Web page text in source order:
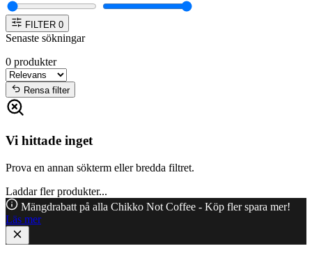
FILTER 0
Senaste sökningar
0 produkter
Rensa filter
Vi hittade inget
Prova en annan sökterm eller bredda filtret.
Laddar fler produkter...
Mängdrabatt på alla Chikko Not Coffee - Köp fler spara mer!
Läs mer